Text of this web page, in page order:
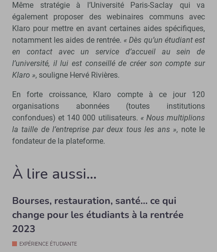
Même stratégie à l’Université Paris-Saclay qui va
également proposer des webinaires communs avec
Klaro pour mettre en avant certaines aides spécifiques,
notamment les aides de rentrée. « Dès qu’un étudiant est
en contact avec un service d’accueil au sein de
l’université, il lui est conseillé de créer son compte sur
Klaro », souligne Hervé Rivières.
En forte croissance, Klaro compte à ce jour 120
organisations abonnées (toutes institutions
confondues) et 140 000 utilisateurs. « Nous multiplions
la taille de l’entreprise par deux tous les ans », note le
fondateur de la plateforme.
À lire aussi…
Bourses, restauration, santé… ce qui
change pour les étudiants à la rentrée
2023
EXPÉRIENCE ÉTUDIANTE